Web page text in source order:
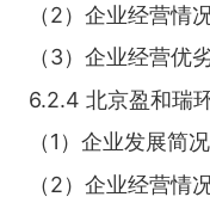
（2）企业经营情
（3）企业经营优
6.2.4 北京盈和瑞
（1）企业发展简
（2）企业经营情